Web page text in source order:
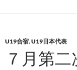
U19合宿,U19日本代表
７月第